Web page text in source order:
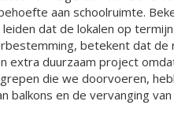
aan schoolruimte.
dat de lokalen op
betekent dat
extra duurzaam project
die we doorvoeren,
balkons en de vervanging